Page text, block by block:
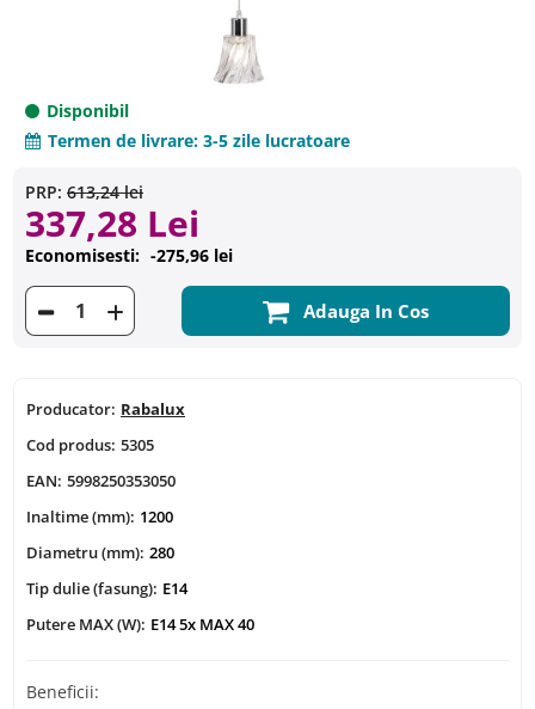
Producator: Rabalux
Cod produs: 5305
EAN: 5998250353050
Inaltime (mm): 1200
Diametru (mm): 280
Tip dulie (fasung): E14
Putere MAX (W): E14 5x MAX 40
Beneficii:
Disponibil
Termen de livrare: 3-5 zile lucratoare
PRP: 613,24 lei
337,28 Lei
Economisesti: -275,96 lei
Adauga In Cos